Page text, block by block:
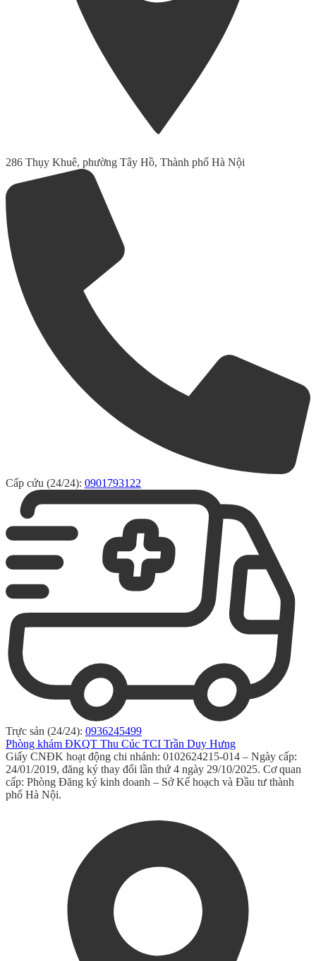
286 Thụy Khuê, phường Tây Hồ, Thành phố Hà Nội
Cấp cứu (24/24): 0901793122
Trực sản (24/24): 0936245499
Phòng khám ĐKQT Thu Cúc TCI Trần Duy Hưng
Giấy CNĐK hoạt động chi nhánh: 0102624215-014 – Ngày cấp:
24/01/2019, đăng ký thay đổi lần thứ 4 ngày 29/10/2025. Cơ quan
cấp: Phòng Đăng ký kinh doanh – Sở Kế hoạch và Đầu tư thành
phố Hà Nội.